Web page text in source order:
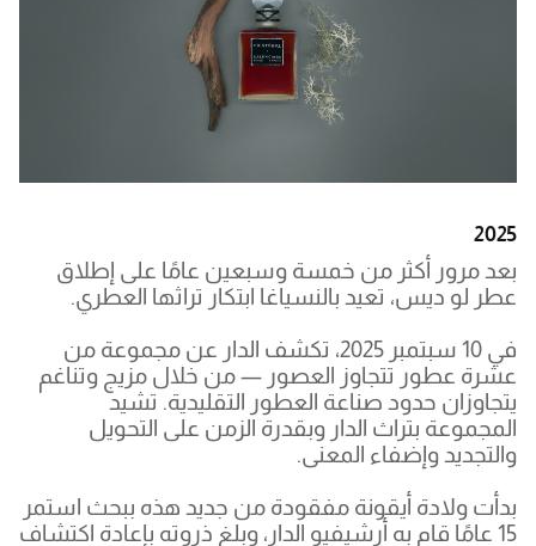
2025
بعد مرور أكثر من خمسة وسبعين عامًا على إطلاق
عطر لو ديس، تعيد بالنسياغا ابتكار تراثها العطري.
في 10 سبتمبر 2025، تكشف الدار عن مجموعة من
عشرة عطور تتجاوز العصور — من خلال مزيج وتناغم
يتجاوزان حدود صناعة العطور التقليدية. تشيد
المجموعة بتراث الدار وبقدرة الزمن على التحويل
والتجديد وإضفاء المعنى.
بدأت ولادة أيقونة مفقودة من جديد هذه ببحث استمر
15 عامًا قام به أرشيفيو الدار، وبلغ ذروته بإعادة اكتشاف